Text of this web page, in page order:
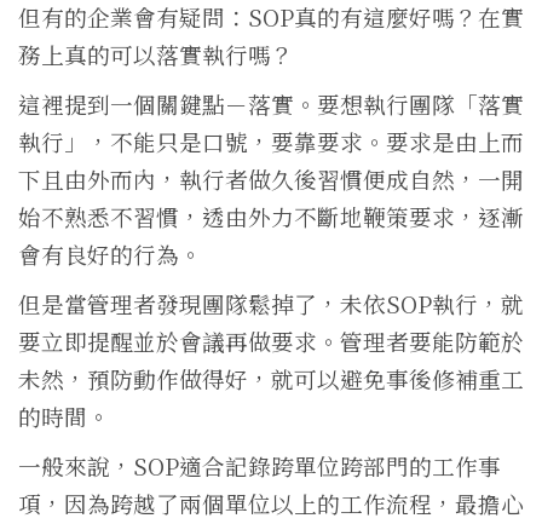
但有的企業會有疑問：SOP真的有這麼好嗎？在實
務上真的可以落實執行嗎？
這裡提到一個關鍵點－落實。要想執行團隊「落實
執行」，不能只是口號，要靠要求。要求是由上而
下且由外而內，執行者做久後習慣便成自然，一開
始不熟悉不習慣，透由外力不斷地鞭策要求，逐漸
會有良好的行為。
但是當管理者發現團隊鬆掉了，未依SOP執行，就
要立即提醒並於會議再做要求。管理者要能防範於
未然，預防動作做得好，就可以避免事後修補重工
的時間。
一般來說，SOP適合記錄跨單位跨部門的工作事
項，因為跨越了兩個單位以上的工作流程，最擔心